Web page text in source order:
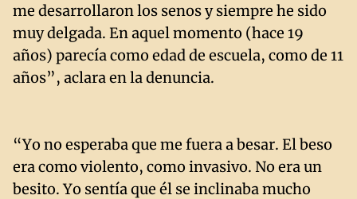
me desarrollaron los senos y siempre he sido
muy delgada. En aquel momento (hace 19
años) parecía como edad de escuela, como de 11
años”, aclara en la denuncia.
“Yo no esperaba que me fuera a besar. El beso
era como violento, como invasivo. No era un
besito. Yo sentía que él se inclinaba mucho